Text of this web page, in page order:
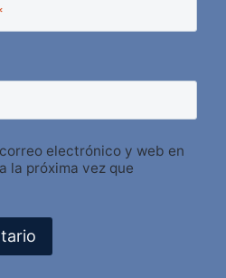
electrónico y web en
la próxima vez que